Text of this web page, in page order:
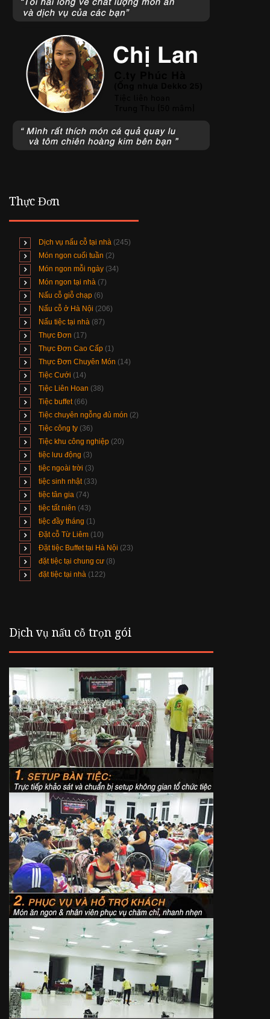
Thực Đơn
Dịch vụ nấu cỗ tại nhà (245)
Món ngon cuối tuần (2)
Món ngon mỗi ngày (34)
Món ngon tại nhà (7)
Nấu cỗ giỗ chạp (6)
Nấu cỗ ở Hà Nội (206)
Nấu tiệc tại nhà (87)
Thực Đơn (17)
Thực Đơn Cao Cấp (1)
Thực Đơn Chuyên Món (14)
Tiệc Cưới (14)
Tiệc Liên Hoan (38)
Tiệc buffet (66)
Tiệc chuyên ngỗng đủ món (2)
Tiệc công ty (36)
Tiệc khu công nghiệp (20)
tiệc lưu động (3)
tiệc ngoài trời (3)
tiệc sinh nhật (33)
tiệc tân gia (74)
tiệc tất niên (43)
tiệc đầy tháng (1)
Đặt cỗ Từ Liêm (10)
Đặt tiệc Buffet tại Hà Nội (23)
đặt tiệc tại chung cư (8)
đặt tiệc tại nhà (122)
Dịch vụ nấu cỗ trọn gói